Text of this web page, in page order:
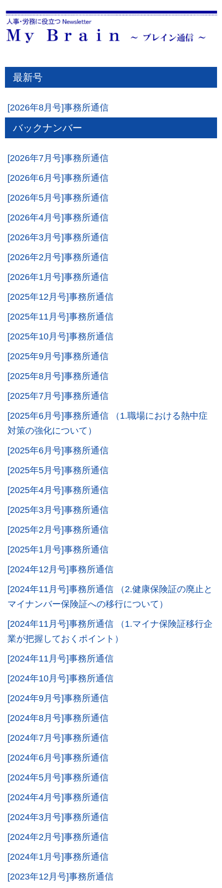
最新号
[2026年8月号]事務所通信
バックナンバー
[2026年7月号]事務所通信
[2026年6月号]事務所通信
[2026年5月号]事務所通信
[2026年4月号]事務所通信
[2026年3月号]事務所通信
[2026年2月号]事務所通信
[2026年1月号]事務所通信
[2025年12月号]事務所通信
[2025年11月号]事務所通信
[2025年10月号]事務所通信
[2025年9月号]事務所通信
[2025年8月号]事務所通信
[2025年7月号]事務所通信
[2025年6月号]事務所通信 （1.職場における熱中症
対策の強化について）
[2025年6月号]事務所通信
[2025年5月号]事務所通信
[2025年4月号]事務所通信
[2025年3月号]事務所通信
[2025年2月号]事務所通信
[2025年1月号]事務所通信
[2024年12月号]事務所通信
[2024年11月号]事務所通信 （2.健康保険証の廃止と
マイナンバー保険証への移行について）
[2024年11月号]事務所通信 （1.マイナ保険証移行企
業が把握しておくポイント）
[2024年11月号]事務所通信
[2024年10月号]事務所通信
[2024年9月号]事務所通信
[2024年8月号]事務所通信
[2024年7月号]事務所通信
[2024年6月号]事務所通信
[2024年5月号]事務所通信
[2024年4月号]事務所通信
[2024年3月号]事務所通信
[2024年2月号]事務所通信
[2024年1月号]事務所通信
[2023年12月号]事務所通信